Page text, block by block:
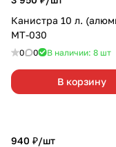
Канистра 10 л.
МТ-030
0 0 В наличии: 8 шт
В корзину
940 ₽/шт